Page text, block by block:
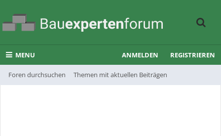
MENU
Foren durchsuchen Themen mit aktuellen Beiträgen
ANMELDEN REGISTRIEREN